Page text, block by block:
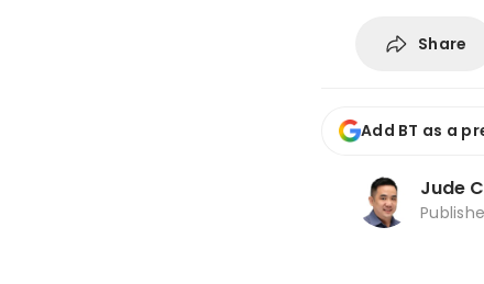
Share
Add BT as a
Jude